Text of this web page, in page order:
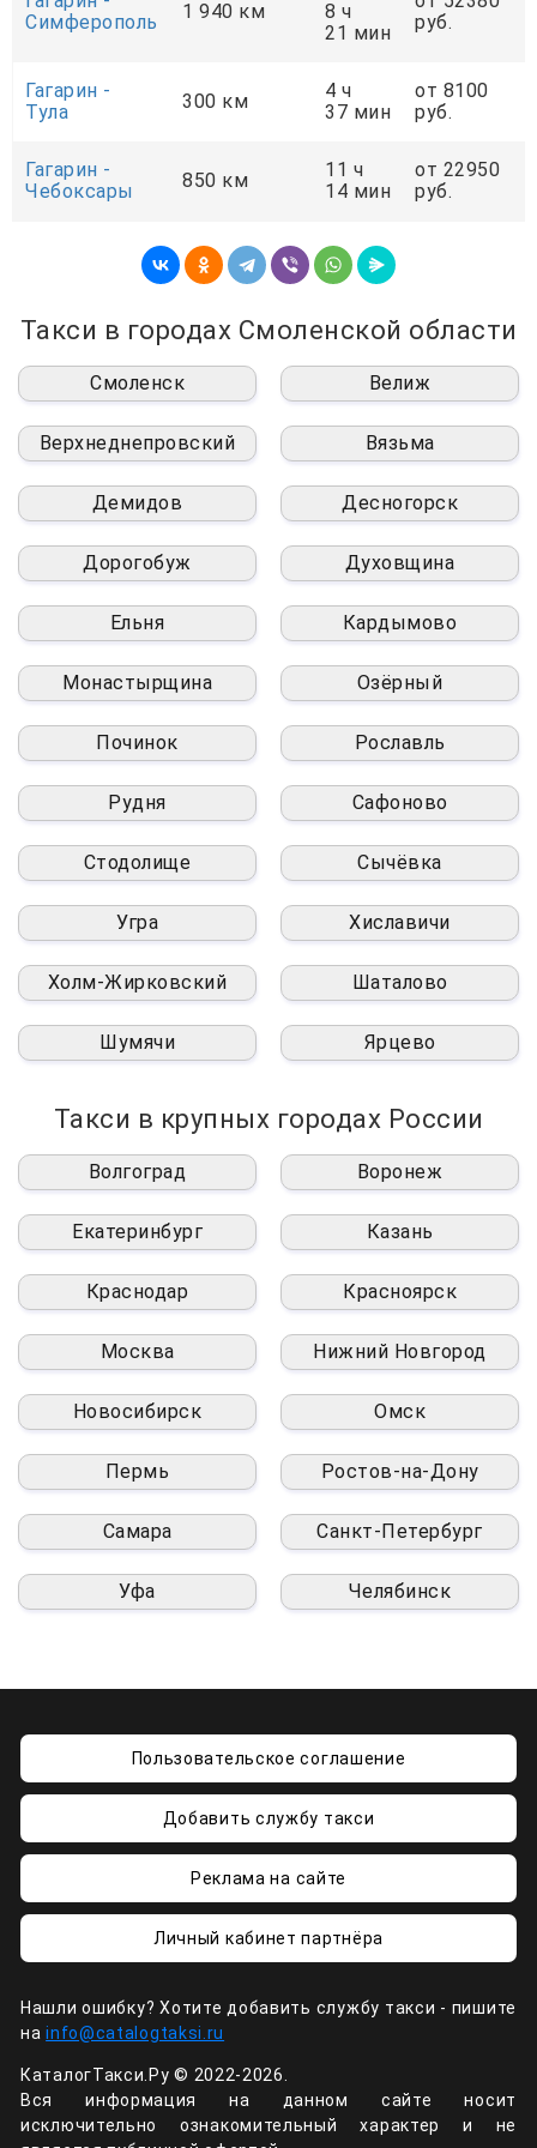
Симферополь
1 940 км
8 ч
21 мин
руб.
Гагарин -
Тула
300 км
4 ч
37 мин
от 8100
руб.
Гагарин -
Чебоксары
850 км
11 ч
14 мин
от 22950
руб.
Такси в городах Смоленской области
Смоленск Велиж
Верхнеднепровский Вязьма
Демидов Десногорск
Дорогобуж Духовщина
Ельня Кардымово
Монастырщина Озёрный
Починок Рославль
Рудня Сафоново
Стодолище Сычёвка
Угра Хиславичи
Холм-Жирковский Шаталово
Шумячи Ярцево
Такси в крупных городах России
Волгоград Воронеж
Екатеринбург Казань
Краснодар Красноярск
Москва Нижний Новгород
Новосибирск Омск
Пермь Ростов-на-Дону
Самара Санкт-Петербург
Уфа Челябинск
Пользовательское соглашение
Добавить службу такси
Реклама на сайте
Личный кабинет партнёра
Нашли ошибку? Хотите добавить службу такси - пишите
наinfo@catalogtaksi.ru
КаталогТакси.Ру © 2022-2026.
Вся информация на данном сайте носит
исключительно ознакомительный характер и не